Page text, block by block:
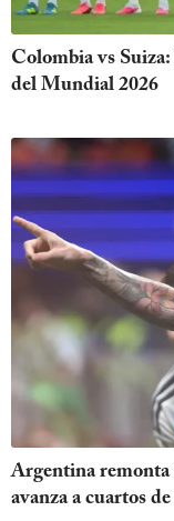
Colombia vs Suiza:
del Mundial 2026
Argentina remonta
avanza a cuartos